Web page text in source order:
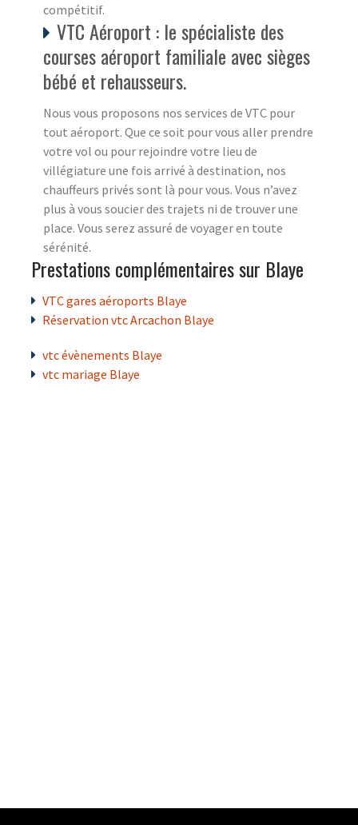
compétitif.
VTC Aéroport : le spécialiste des
courses aéroport familiale avec sièges
bébé et rehausseurs.
Nous vous proposons nos services de VTC pour
tout aéroport. Que ce soit pour vous aller prendre
votre vol ou pour rejoindre votre lieu de
villégiature une fois arrivé à destination, nos
chauffeurs privés sont là pour vous. Vous n’avez
plus à vous soucier des trajets ni de trouver une
place. Vous serez assuré de voyager en toute
sérénité.
Prestations complémentaires sur Blaye
VTC gares aéroports Blaye
Réservation vtc Arcachon Blaye
vtc évènements Blaye
vtc mariage Blaye